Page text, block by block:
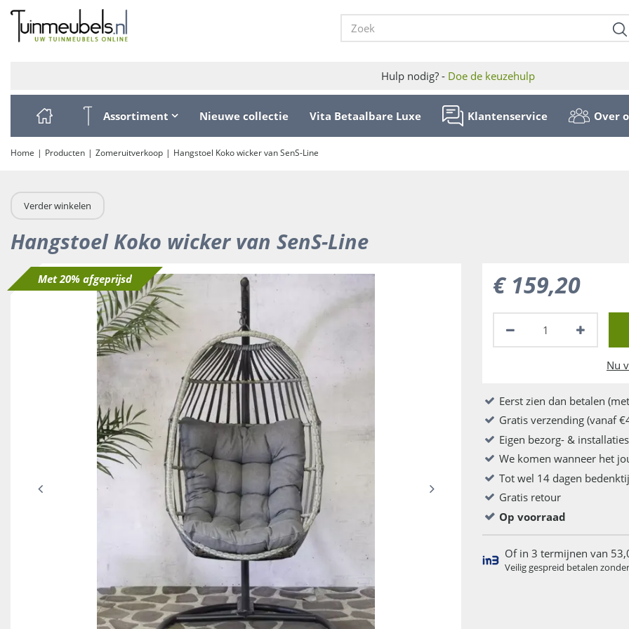
Ga
naar
content
Home Producten Zomeruitverkoop Hangstoel Koko wicker van SenS-Line
Hulp nodig? - Doe de keuzehulp
Assortiment Nieuwe collectie Vita Betaalbare Luxe Klantenservice Over
Verder winkelen
Hangstoel Koko wicker van SenS-Line
Met 20% afgeprijsd € 159,20
Nu
Eerst zien dan betalen
Gratis verzending (vanaf
Eigen bezorg- &
We komen wanneer het
Tot wel 14 dagen
Gratis retour
Op voorraad
Of in 3 termijnen van
Veilig gespreid betalen